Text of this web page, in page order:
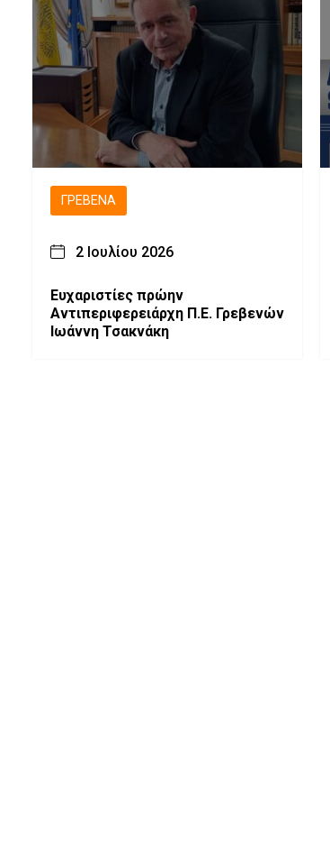
ΓΡΕΒΕΝΆ
2 Ιουλίου 2026
Ευχαριστίες πρώην
Αντιπεριφερειάρχη Π.Ε. Γρεβενών
Ιωάννη Τσακνάκη